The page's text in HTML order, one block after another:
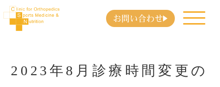
お問い合わせ
2023年8月診療時間変更の